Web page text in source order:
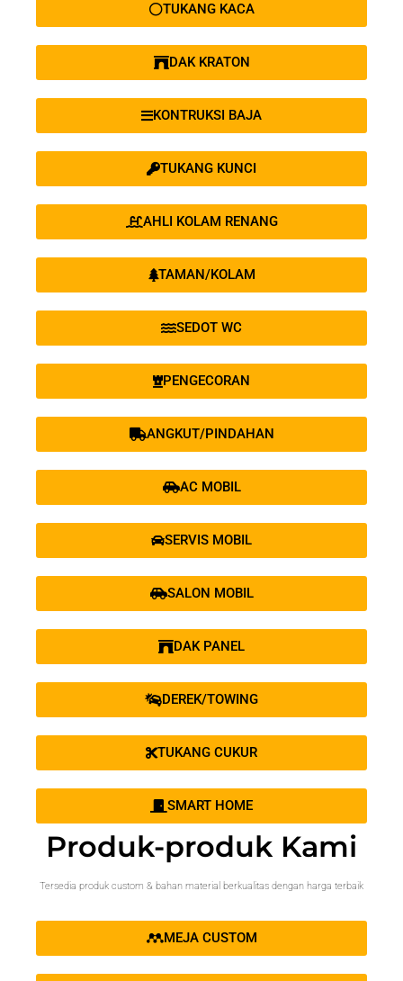
TUKANG KACA
DAK KRATON
KONTRUKSI BAJA
TUKANG KUNCI
AHLI KOLAM RENANG
TAMAN/KOLAM
SEDOT WC
PENGECORAN
ANGKUT/PINDAHAN
AC MOBIL
SERVIS MOBIL
SALON MOBIL
DAK PANEL
DEREK/TOWING
TUKANG CUKUR
SMART HOME
Produk-produk Kami
Tersedia produk custom & bahan material berkualitas dengan harga terbaik
MEJA CUSTOM